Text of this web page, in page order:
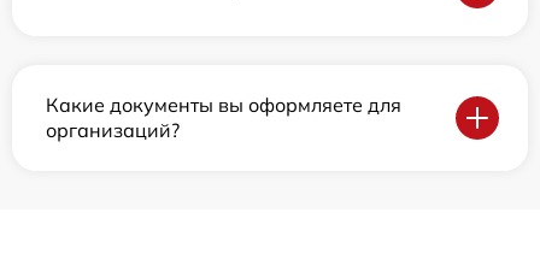
Какие документы вы оформляете для
организаций?